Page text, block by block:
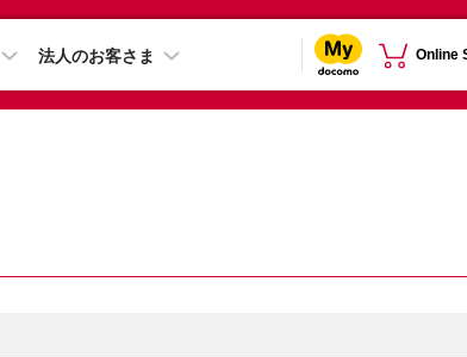
法人のお客さま Online